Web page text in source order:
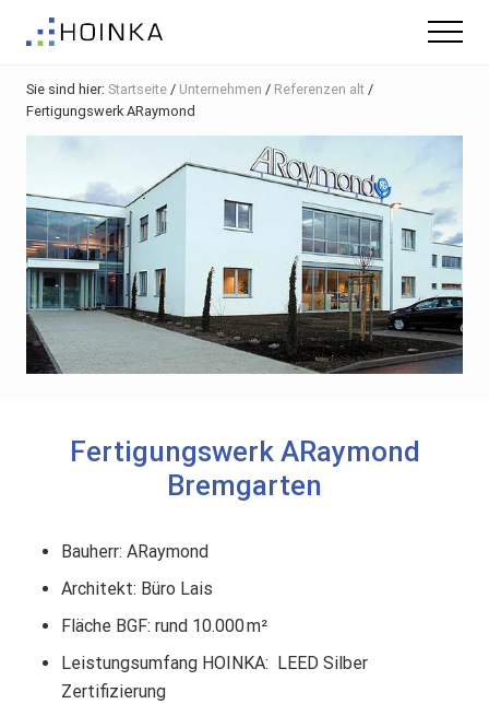
content
Hauptsidebar
Fußzeile
nachhaltig
Planen
Menu
Sie sind hier: Startseite / Unternehmen / Referenzen alt /
Fertigungswerk ARaymond
Fertigungswerk ARaymond
Bremgarten
Bauherr: ARaymond
Architekt: Büro Lais
Fläche BGF: rund 10.000 m²
Leistungsumfang HOINKA: LEED Silber
Zertifizierung